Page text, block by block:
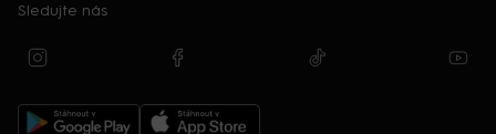
Sledujte nás